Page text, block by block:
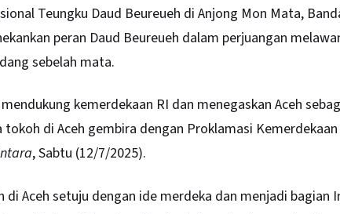
Teungku Daud Beureueh di Anjong Mon Mata,
peran Daud Beureueh dalam perjuangan
sebelah mata.
kemerdekaan RI dan menegaskan Aceh
di Aceh gembira dengan Proklamasi Kemerdekaan
, Sabtu (12/7/2025).
Aceh setuju dengan ide merdeka dan menjadi bagian